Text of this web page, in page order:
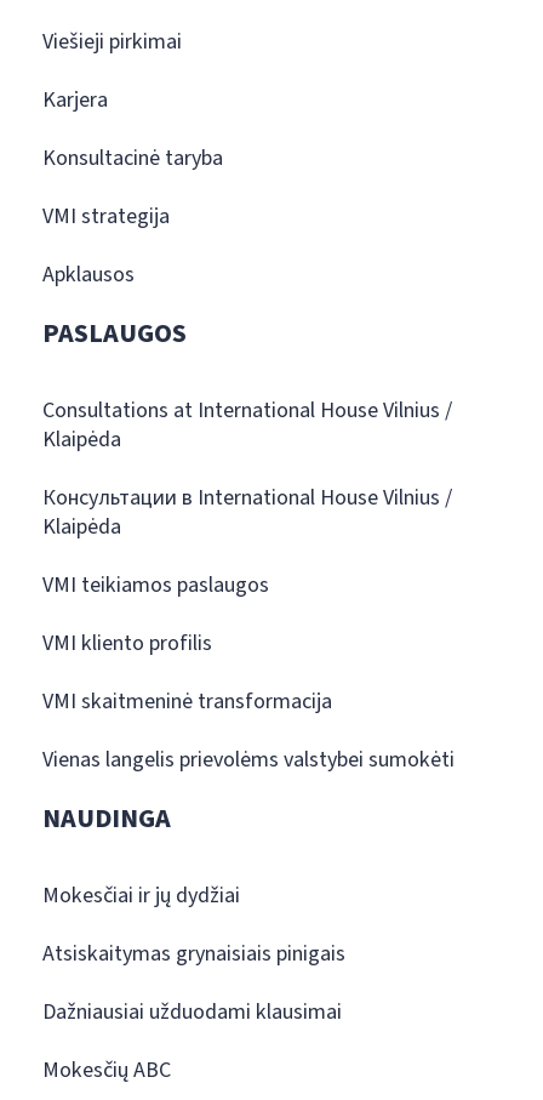
Viešieji pirkimai
Karjera
Konsultacinė taryba
VMI strategija
Apklausos
PASLAUGOS
Consultations at International House Vilnius /
Klaipėda
Консультации в International House Vilnius /
Klaipėda
VMI teikiamos paslaugos
VMI kliento profilis
VMI skaitmeninė transformacija
Vienas langelis prievolėms valstybei sumokėti
NAUDINGA
Mokesčiai ir jų dydžiai
Atsiskaitymas grynaisiais pinigais
Dažniausiai užduodami klausimai
Mokesčių ABC